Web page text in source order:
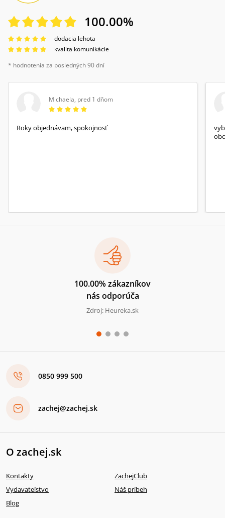
100.00%
dodacia lehota
kvalita komunikácie
* hodnotenia za posledných 90 dní
Michaela, pred 1 dňom
Roky objednávam, spokojnosť
100.00% zákazníkov
nás odporúča
Zdroj: Heureka.sk
0850 999 500
zachej@zachej.sk
O zachej.sk
Kontakty
ZachejClub
Vydavateľstvo
Náš príbeh
Blog